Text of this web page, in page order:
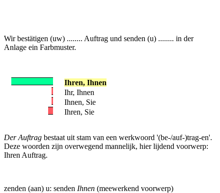
Wir bestätigen (uw) ........ Auftrag und senden (u) ........ in der
Anlage ein Farbmuster.
Ihren, Ihnen
Ihr, Ihnen
Ihnen, Sie
Ihren, Sie
Der Auftrag bestaat uit stam van een werkwoord '(be-/auf-)trag-en'.
Deze woorden zijn overwegend mannelijk, hier lijdend voorwerp:
Ihren Auftrag.
zenden (aan) u: senden Ihnen (meewerkend voorwerp)